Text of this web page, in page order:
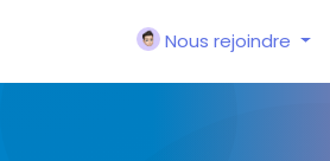
Nous rejoindre